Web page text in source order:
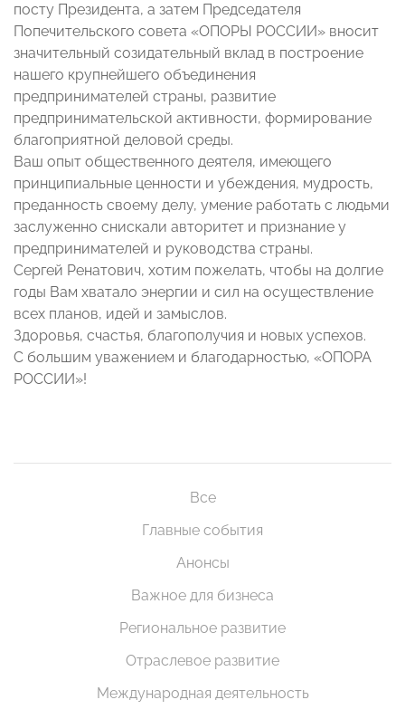
посту Президента, а затем Председателя
Попечительского совета «ОПОРЫ РОССИИ» вносит
значительный созидательный вклад в построение
нашего крупнейшего объединения
предпринимателей страны, развитие
предпринимательской активности, формирование
благоприятной деловой среды.
Ваш опыт общественного деятеля, имеющего
принципиальные ценности и убеждения, мудрость,
преданность своему делу, умение работать с людьми
заслуженно снискали авторитет и признание у
предпринимателей и руководства страны.
Сергей Ренатович, хотим пожелать, чтобы на долгие
годы Вам хватало энергии и сил на осуществление
всех планов, идей и замыслов.
Здоровья, счастья, благополучия и новых успехов.
С большим уважением и благодарностью, «ОПОРА
РОССИИ»!
Все
Главные события
Анонсы
Важное для бизнеса
Региональное развитие
Отраслевое развитие
Международная деятельность